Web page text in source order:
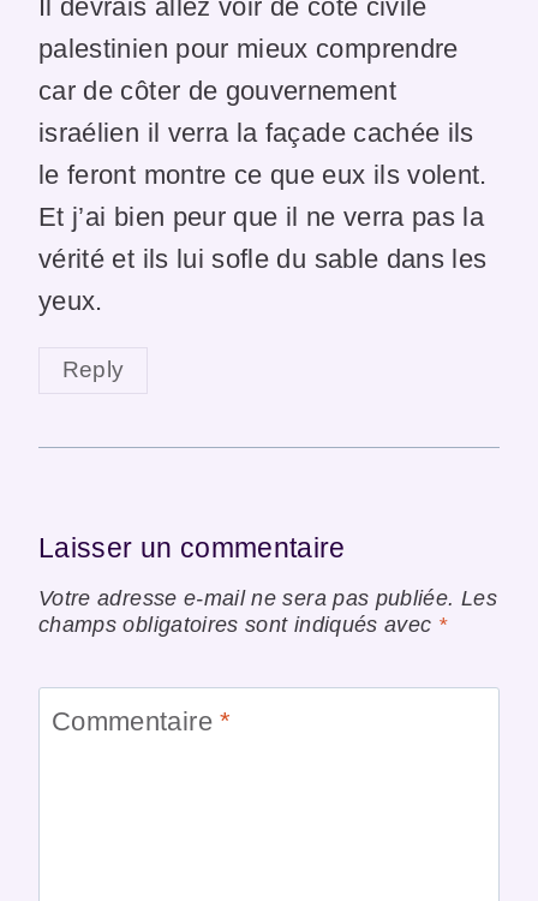
Il devrais allez voir de côté civile
palestinien pour mieux comprendre
car de côter de gouvernement
israélien il verra la façade cachée ils
le feront montre ce que eux ils volent.
Et j’ai bien peur que il ne verra pas la
vérité et ils lui sofle du sable dans les
yeux.
Reply
Laisser un commentaire
Votre adresse e-mail ne sera pas publiée. Les
champs obligatoires sont indiqués avec *
Commentaire*